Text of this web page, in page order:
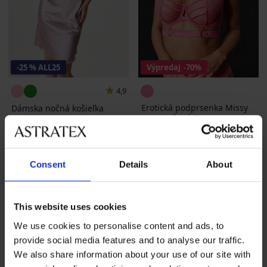
Consent Details About
This website uses cookies
We use cookies to personalise content and ads, to
provide social media features and to analyse our traffic.
We also share information about your use of our site with
-25 % ALL25
4,9
Dámska nočná košieľka
Sophia
51,99 €
Výpredaj -70%
Erotická podprsenka Missy
nevystužená II
Pôvodná cena
57,99 €